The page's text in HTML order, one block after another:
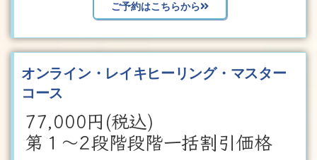
ご予約はこちらから
オンライン・レイキヒーリング・マスター
コース
77,000円(税込)
第１～2段階段階一括割引価格